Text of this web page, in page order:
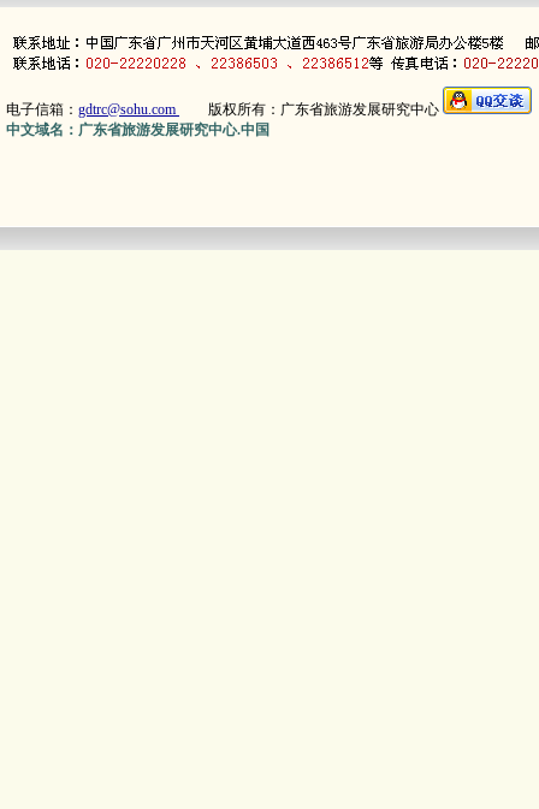
电子信箱： gdtrc@sohu.com 版权所有：广东省旅游发展研究中心
中文域名：广东省旅游发展研究中心.中国